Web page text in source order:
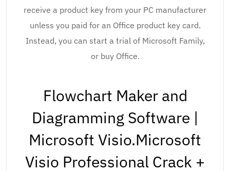
receive a product key from your PC manufacturer
unless you paid for an Office product key card.
Instead, you can start a trial of Microsoft Family,
or buy Office.
Flowchart Maker and
Diagramming Software |
Microsoft Visio.Microsoft
Visio Professional Crack +